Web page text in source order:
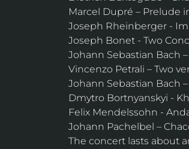
Marcel Dupré – Prelude
Joseph Rheinberger -
Joseph Bonet - Two
Johann Sebastian Bach
Vincenzo Petrali – Two
Johann Sebastian Bach
Dmytro Bortnyanskyi -
Felix Mendelssohn -
Johann Pachelbel –
The concert lasts about